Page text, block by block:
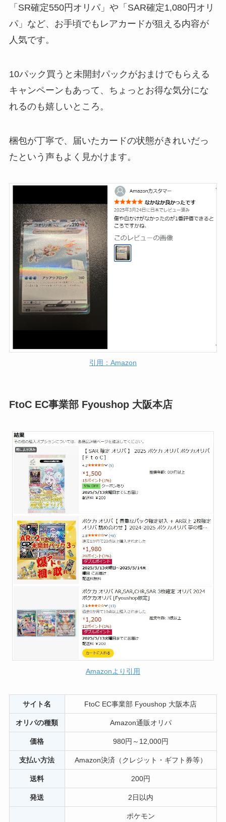
「SR確定550円オリパ」や「SAR確定1,080円オリ
パ」など、お手頃でもレアカードが狙える内容が
人気です。
10パック買うと未開封パックがおまけでもらえる
キャンペーンもあって、ちょっとお得な気分にな
れるのも嬉しいところ。
梱包が丁寧で、届いたカードの状態がきれいだっ
たという声もよく見かけます。
引用：Amazon
FtoC EC事業部 Fyoushop 大阪本店
Amazonより引用
サイト名 FtoC EC事業部 Fyoushop 大阪本店
オリパの種類 Amazon通販オリパ
価格 980円～12,000円
支払い方法 Amazon決済（クレジット・ギフト券等）
送料 200円
発送 2日以内
ポケモン